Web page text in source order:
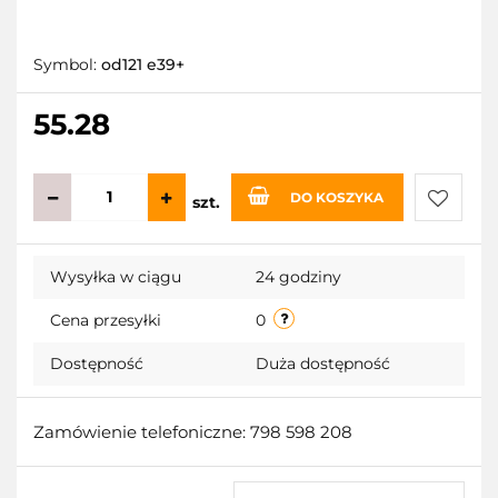
Symbol: od121 e39+
55.28
szt. DO KOSZYKA
Do
Wysyłka w ciągu 24 godziny
Cena przesyłki 0
Dostępność Duża dostępność
Zamówienie telefoniczne: 798 598 208